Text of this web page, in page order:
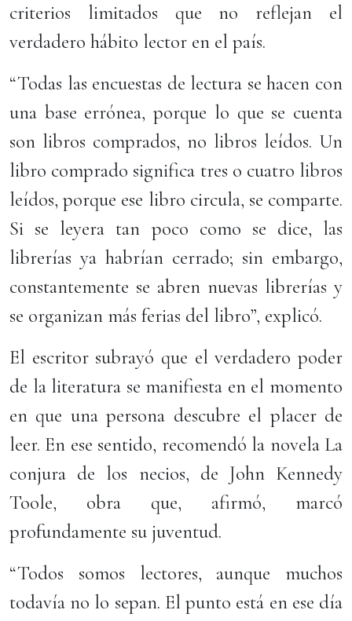
criterios limitados que no reflejan el
verdadero hábito lector en el país.
“Todas las encuestas de lectura se hacen con
una base errónea, porque lo que se cuenta
son libros comprados, no libros leídos. Un
libro comprado significa tres o cuatro libros
leídos, porque ese libro circula, se comparte.
Si se leyera tan poco como se dice, las
librerías ya habrían cerrado; sin embargo,
constantemente se abren nuevas librerías y
se organizan más ferias del libro”, explicó.
El escritor subrayó que el verdadero poder
de la literatura se manifiesta en el momento
en que una persona descubre el placer de
leer. En ese sentido, recomendó la novela La
conjura de los necios, de John Kennedy
Toole, obra que, afirmó, marcó
profundamente su juventud.
“Todos somos lectores, aunque muchos
todavía no lo sepan. El punto está en ese día